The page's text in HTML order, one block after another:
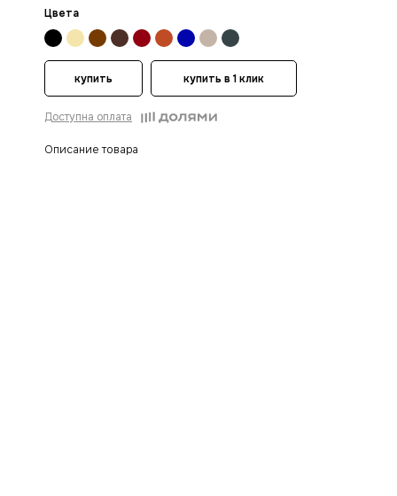
Описание товара
Цвета
купить купить в 1 клик
Доступна оплата